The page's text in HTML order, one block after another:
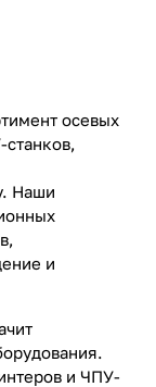
осевых
Наши
и
и ЧПУ-